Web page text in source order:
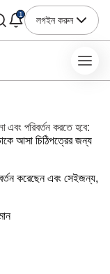
1 লগইন করুন
এবং পরিবর্তন করতে হবে:
আসা চিঠিপত্রের জন্য
করেছেন এবং সেইজন্য,